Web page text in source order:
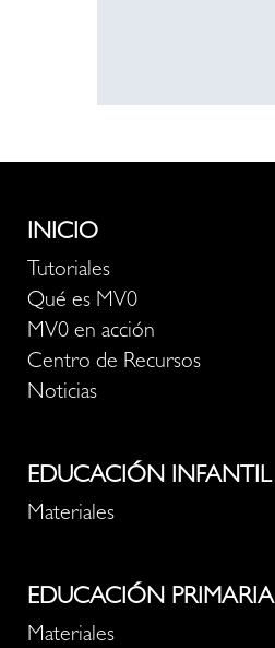
INICIO
Tutoriales
Qué es MV0
MV0 en acción
Centro de Recursos
Noticias
EDUCACIÓN INFANTIL
Materiales
EDUCACIÓN PRIMARIA
Materiales